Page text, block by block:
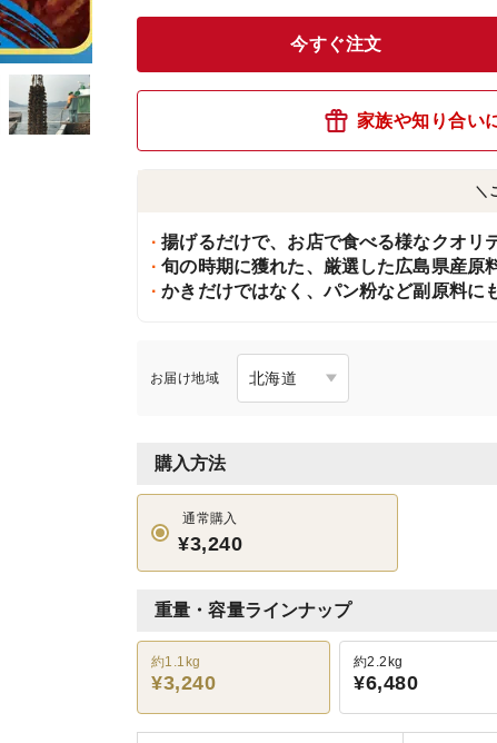
今すぐ注文
家族や知り合い
＼
揚げるだけで、お店で食べる様なクオリ
旬の時期に獲れた、厳選した広島県産原
かきだけではなく、パン粉など副原料に
お届け地域
購入方法
通常購入
¥3,240
重量・容量ラインナップ
約1.1kg
¥3,240
約2.2kg
¥6,480